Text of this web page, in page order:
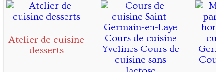
Atelier de cuisine
desserts